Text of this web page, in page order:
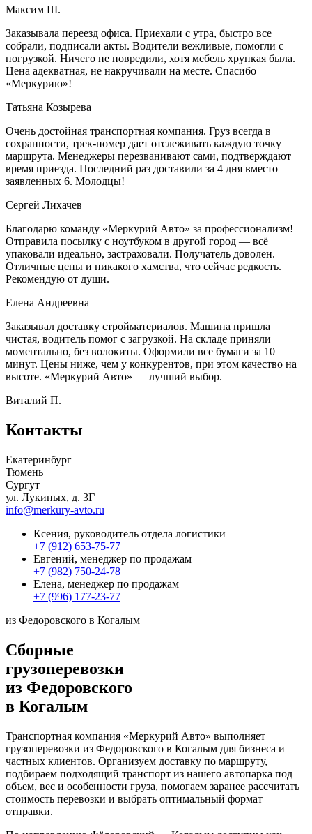
Максим Ш.
Заказывала переезд офиса. Приехали с утра, быстро все
собрали, подписали акты. Водители вежливые, помогли с
погрузкой. Ничего не повредили, хотя мебель хрупкая была.
Цена адекватная, не накручивали на месте. Спасибо
«Меркурию»!
Татьяна Козырева
Очень достойная транспортная компания. Груз всегда в
сохранности, трек-номер дает отслеживать каждую точку
маршрута. Менеджеры перезванивают сами, подтверждают
время приезда. Последний раз доставили за 4 дня вместо
заявленных 6. Молодцы!
Сергей Лихачев
Благодарю команду «Меркурий Авто» за профессионализм!
Отправила посылку с ноутбуком в другой город — всё
упаковали идеально, застраховали. Получатель доволен.
Отличные цены и никакого хамства, что сейчас редкость.
Рекомендую от души.
Елена Андреевна
Заказывал доставку стройматериалов. Машина пришла
чистая, водитель помог с загрузкой. На складе приняли
моментально, без волокиты. Оформили все бумаги за 10
минут. Цены ниже, чем у конкурентов, при этом качество на
высоте. «Меркурий Авто» — лучший выбор.
Виталий П.
Контакты
Екатеринбург
Тюмень
Сургут
ул. Лукиных, д. 3Г
info@merkury-avto.ru
Ксения, руководитель отдела логистики
+7 (912) 653-75-77
Евгений, менеджер по продажам
+7 (982) 750-24-78
Елена, менеджер по продажам
+7 (996) 177-23-77
из Федоровского в Когалым
Сборные
грузоперевозки
из Федоровского
в Когалым
Транспортная компания «Меркурий Авто» выполняет
грузоперевозки из Федоровского в Когалым для бизнеса и
частных клиентов. Организуем доставку по маршруту,
подбираем подходящий транспорт из нашего автопарка под
объем, вес и особенности груза, помогаем заранее рассчитать
стоимость перевозки и выбрать оптимальный формат
отправки.